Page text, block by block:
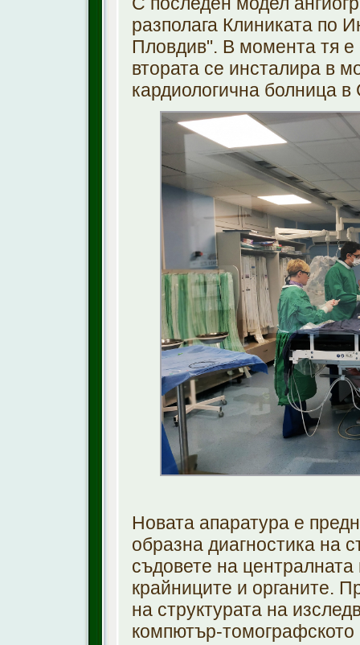
разполага Клиниката по
Пловдив". В момента тя е
втората се инсталира в
кардиологична болница
Новата апаратура е
образна диагностика на
съдовете на
крайниците и органите.
на структурата на
компютър-